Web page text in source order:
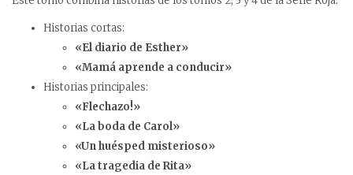
Historias cortas:
«El diario de Esther»
«Mamá aprende a conducir»
Historias principales:
«Flechazo!»
«La boda de Carol»
«Un huésped misterioso»
«La tragedia de Rita»